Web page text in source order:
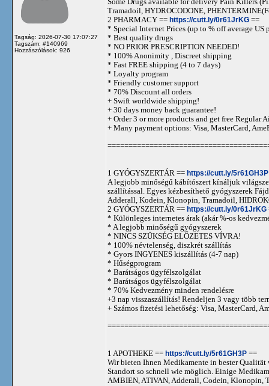
Tagság: 2026-07-30 17:07:27
Tagszám: #140969
Hozzászólások: 926
Tramadoil, HYDROCODONE,
2 PHARMACY == https://cutt.ly/0r61JrKG ==
* Special Internet Prices (up to % off average US
* Best quality drugs
* NO PRIOR PRESCRIPTION NEEDED!
* 100% Anonimity , Discreet shipping
* Fast FREE shipping (4 to 7 days)
* Loyalty program
* Friendly customer support
* 70% Discount all orders
+ Swift worldwide shipping!
+ 30 days money back guarantee!
+ Order 3 or more products and get free Regular
+ Many payment options: Visa, MasterCard,
1 GYÓGYSZERTÁR == https://cutt.ly/5r61GH3P
A legjobb minőségű kábítószert kínáljuk
szállítással. Egyes kézbesíthető gyógyszerek
Adderall, Kodein, Klonopin, Tramadoil,
2 GYÓGYSZERTÁR == https://cutt.ly/0r61JrKG
* Különleges internetes árak (akár %-os
* A legjobb minőségű gyógyszerek
* NINCS SZÜKSÉG ELŐZETES VÍVRA!
* 100% névtelenség, diszkrét szállítás
* Gyors INGYENES kiszállítás (4-7 nap)
* Hűségprogram
* Barátságos ügyfélszolgálat
* Barátságos ügyfélszolgálat
* 70% Kedvezmény minden rendelésre
+3 nap visszaszállítás! Rendeljen 3 vagy több
+ Számos fizetési lehetőség: Visa, MasterCard,
1 APOTHEKE == https://cutt.ly/5r61GH3P ==
Wir bieten Ihnen Medikamente in bester
Standort so schnell wie möglich. Einige
AMBIEN, ATIVAN, Adderall, Codein, Klonopin,